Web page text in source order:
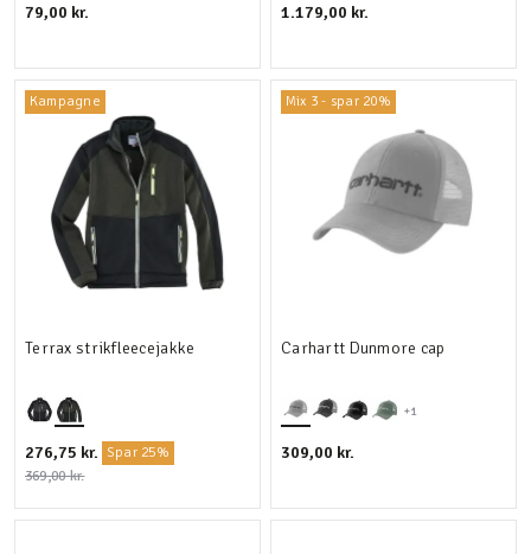
79,00 kr. 1.179,00 kr.
Kampagne
Terrax strikfleecejakke
276,75 kr. Spar 25%
369,00 kr.
Mix 3 - spar 20%
+1
Carhartt Dunmore cap
309,00 kr.